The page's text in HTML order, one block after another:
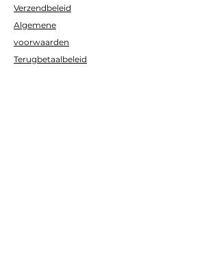
Verzendbeleid
Algemene
voorwaarden
Terugbetaalbeleid